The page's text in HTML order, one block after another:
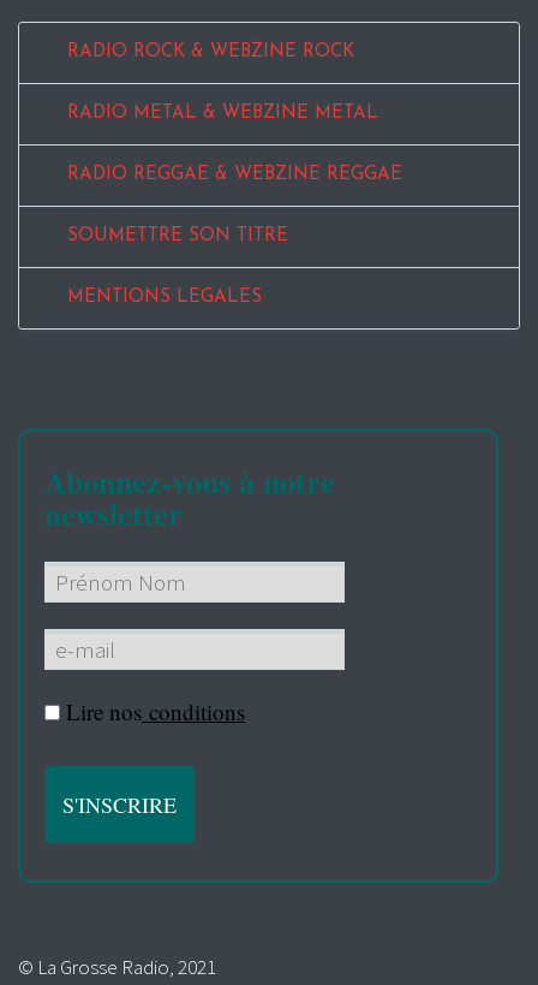
RADIO ROCK & WEBZINE ROCK
RADIO METAL & WEBZINE METAL
RADIO REGGAE & WEBZINE REGGAE
SOUMETTRE SON TITRE
MENTIONS LEGALES
Abonnez-vous à notre
newsletter
Lire nos conditions
© La Grosse Radio, 2021